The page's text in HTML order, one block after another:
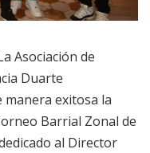
Asociación de
Duarte
manera exitosa la
Barrial Zonal de
al Director